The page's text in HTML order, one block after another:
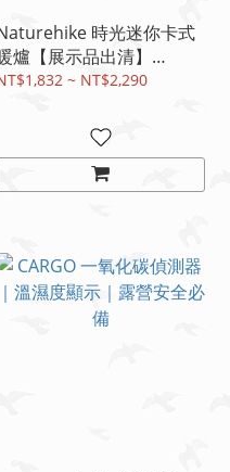
時光迷你卡式
爐【展示品出清】
~ NT$2,290